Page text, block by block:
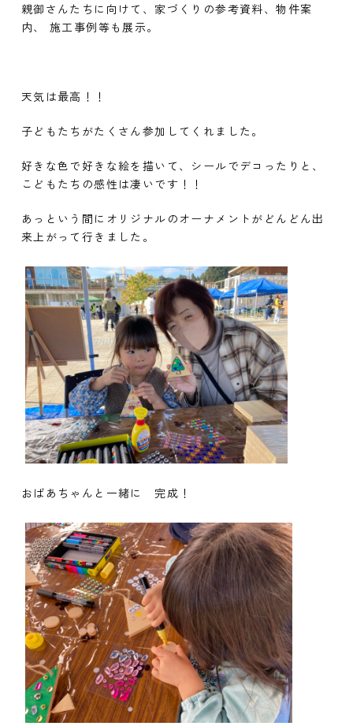
親御さんたちに向けて、家づくりの参考資料、物件案
内、 施工事例等も展示。
天気は最高！！
子どもたちがたくさん参加してくれました。
好きな色で好きな絵を描いて、シールでデコったりと、
こどもたちの感性は凄いです！！
あっという間にオリジナルのオーナメントがどんどん出
来上がって行きました。
おばあちゃんと一緒に 完成！